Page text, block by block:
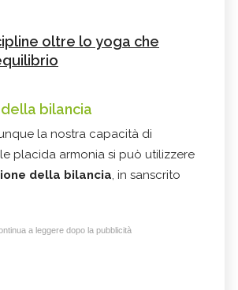
oltre lo yoga che
bilancia
la nostra capacità di
placida armonia si può utilizzere
della bilancia, in sanscrito
a leggere dopo la pubblicità